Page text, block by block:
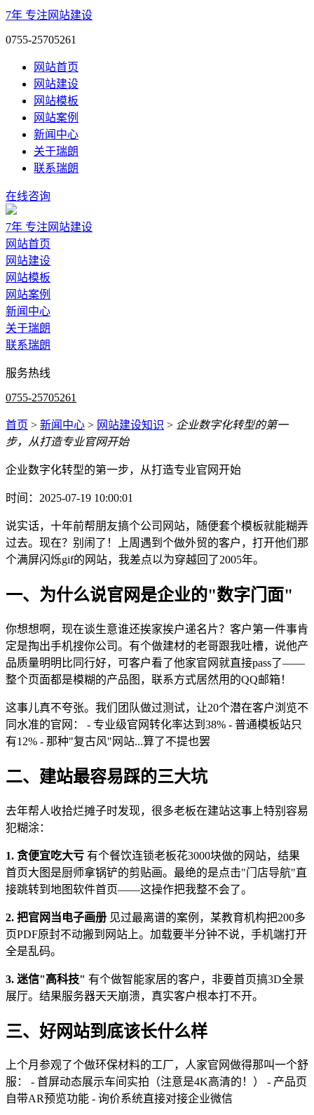
7年 专注网站建设
0755-25705261
网站首页
网站建设
网站模板
网站案例
新闻中心
关于瑞朗
联系瑞朗
在线咨询
7年 专注网站建设
网站首页
网站建设
网站模板
网站案例
新闻中心
关于瑞朗
联系瑞朗
服务热线
0755-25705261
首页 > 新闻中心 > 网站建设知识 > 企业数字化转型的第一
步，从打造专业官网开始
企业数字化转型的第一步，从打造专业官网开始
时间：2025-07-19 10:00:01
说实话，十年前帮朋友搞个公司网站，随便套个模板就能糊弄
过去。现在？别闹了！上周遇到个做外贸的客户，打开他们那
个满屏闪烁gif的网站，我差点以为穿越回了2005年。
一、为什么说官网是企业的"数字门面"
你想想啊，现在谈生意谁还挨家挨户递名片？客户第一件事肯
定是掏出手机搜你公司。有个做建材的老哥跟我吐槽，说他产
品质量明明比同行好，可客户看了他家官网就直接pass了——
整个页面都是模糊的产品图，联系方式居然用的QQ邮箱！
这事儿真不夸张。我们团队做过测试，让20个潜在客户浏览不
同水准的官网： - 专业级官网转化率达到38% - 普通模板站只
有12% - 那种"复古风"网站...算了不提也罢
二、建站最容易踩的三大坑
去年帮人收拾烂摊子时发现，很多老板在建站这事上特别容易
犯糊涂：
1. 贪便宜吃大亏 有个餐饮连锁老板花3000块做的网站，结果
首页大图是厨师拿锅铲的剪贴画。最绝的是点击"门店导航"直
接跳转到地图软件首页——这操作把我整不会了。
2. 把官网当电子画册 见过最离谱的案例，某教育机构把200多
页PDF原封不动搬到网站上。加载要半分钟不说，手机端打开
全是乱码。
3. 迷信"高科技" 有个做智能家居的客户，非要首页搞3D全景
展厅。结果服务器天天崩溃，真实客户根本打不开。
三、好网站到底该长什么样
上个月参观了个做环保材料的工厂，人家官网做得那叫一个舒
服： - 首屏动态展示车间实拍（注意是4K高清的！） - 产品页
自带AR预览功能 - 询价系统直接对接企业微信